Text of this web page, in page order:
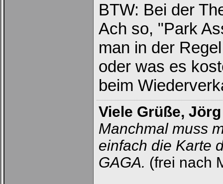
BTW: Bei der
Ach so, "Park
man in der
oder was es
beim
Viele Grüße, Jörg
Manchmal muss
einfach die Karte
GAGA. (frei nach